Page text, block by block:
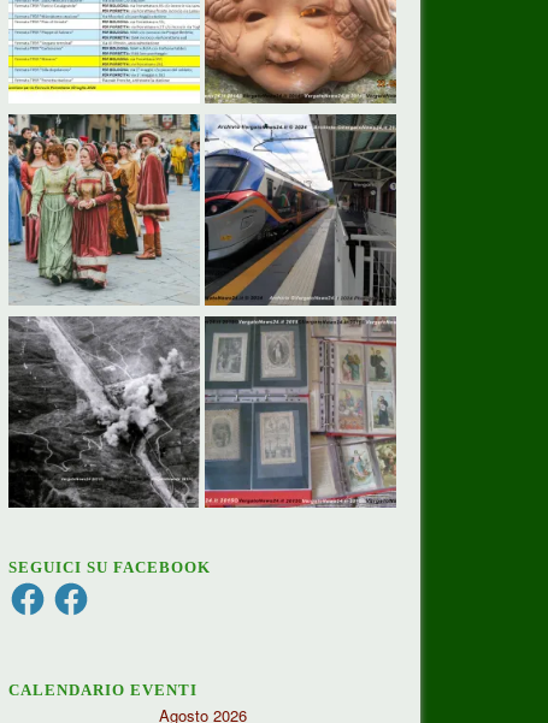
SEGUICI SU FACEBOOK
FacebookFacebook
CALENDARIO EVENTI
Agosto 2026